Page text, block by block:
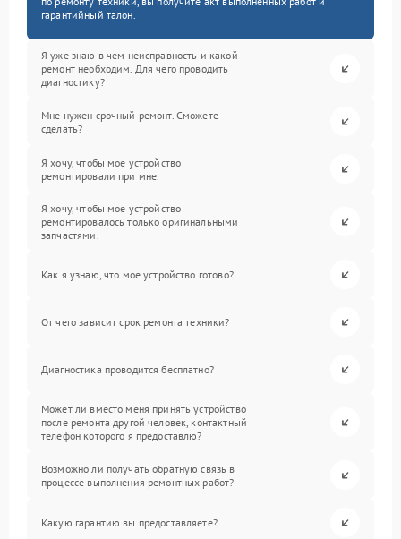
гарантийный талон.
Я уже знаю в чем неисправность и какой
ремонт необходим. Для чего проводить
диагностику?
Мне нужен срочный ремонт. Сможете
сделать?
Я хочу, чтобы мое устройство
ремонтировали при мне.
Я хочу, чтобы мое устройство
ремонтировалось только оригинальными
запчастями.
Как я узнаю, что мое устройство готово?
От чего зависит срок ремонта техники?
Диагностика проводится бесплатно?
Может ли вместо меня принять устройство
после ремонта другой человек, контактный
телефон которого я предоставлю?
Возможно ли получать обратную связь в
процессе выполнения ремонтных работ?
Какую гарантию вы предоставляете?